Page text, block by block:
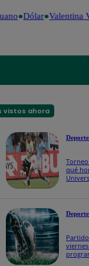
Dólar Valentina
vistos ahora
Torneo
qué